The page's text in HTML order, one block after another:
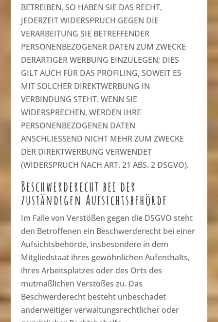
BETREIBEN, SO HABEN SIE DAS RECHT,
JEDERZEIT WIDERSPRUCH GEGEN DIE
VERARBEITUNG SIE BETREFFENDER
PERSONENBEZOGENER DATEN ZUM ZWECKE
DERARTIGER WERBUNG EINZULEGEN; DIES
GILT AUCH FÜR DAS PROFILING, SOWEIT ES
MIT SOLCHER DIREKTWERBUNG IN
VERBINDUNG STEHT. WENN SIE
WIDERSPRECHEN, WERDEN IHRE
PERSONENBEZOGENEN DATEN
ANSCHLIESSEND NICHT MEHR ZUM ZWECKE
DER DIREKTWERBUNG VERWENDET
(WIDERSPRUCH NACH ART. 21 ABS. 2 DSGVO).
Beschwerde­recht bei der
zuständigen Aufsichts­behörde
Im Falle von Verstößen gegen die DSGVO steht
den Betroffenen ein Beschwerderecht bei einer
Aufsichtsbehörde, insbesondere in dem
Mitgliedstaat ihres gewöhnlichen Aufenthalts,
ihres Arbeitsplatzes oder des Orts des
mutmaßlichen Verstoßes zu. Das
Beschwerderecht besteht unbeschadet
anderweitiger verwaltungsrechtlicher oder